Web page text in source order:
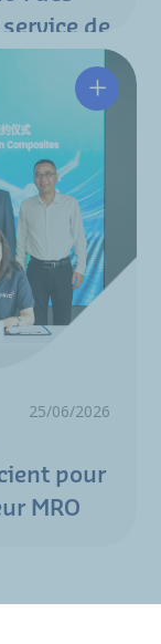
de
25/06/2026
pour
MRO